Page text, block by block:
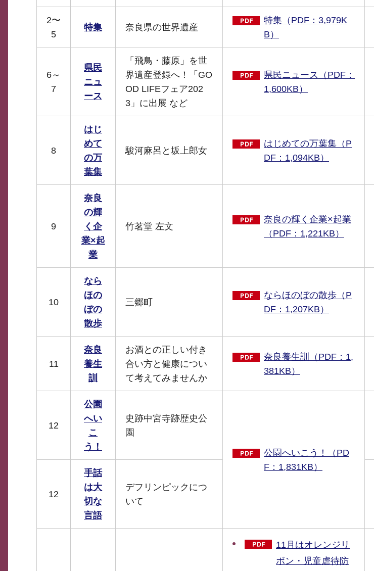
2〜
5
特集 奈良県の世界遺産
特集（PDF：3,979K
B）
6～
7
県民
ニュ
ース
「飛鳥・藤原」を世
界遺産登録へ！「GO
OD LIFEフェア202
3」に出展 など
県民ニュース（PDF：
1,600KB）
8
はじ
めて
の万
葉集
駿河麻呂と坂上郎女
はじめての万葉集（P
DF：1,094KB）
9
奈良
の輝
く企
業×起
業
竹茗堂 左文
奈良の輝く企業×起業
（PDF：1,221KB）
10
なら
ほの
ぼの
散歩
三郷町
ならほのぼの散歩（P
DF：1,207KB）
11
奈良
養生
訓
お酒との正しい付き
合い方と健康につい
て考えてみませんか
奈良養生訓（PDF：1,
381KB）
12
公園
へい
こ
う！
史跡中宮寺跡歴史公
園
公園へいこう！（PD
F：1,831KB）
12
手話
は大
切な
言語
デフリンピックにつ
いて
11月はオレンジリ
ボン・児童虐待防